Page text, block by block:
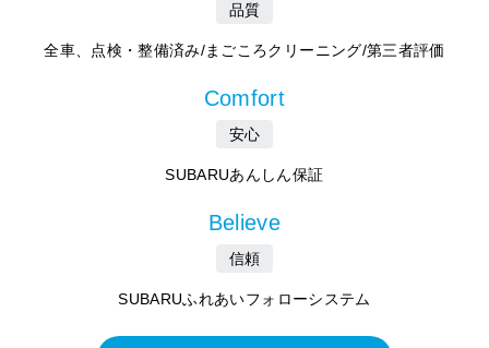
品質
全車、点検・整備済み/まごころクリーニング/第三者評価
Comfort
安心
SUBARUあんしん保証
Believe
信頼
SUBARUふれあいフォローシステム